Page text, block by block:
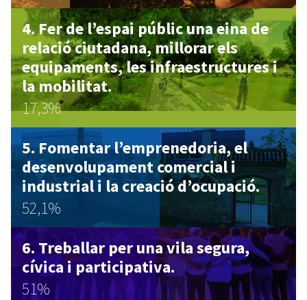
Fer de l’espai públic una eina de
relació ciutadana, millorar els
equipaments, les infraestructures i
la mobilitat.
17,3%
Fomentar l’emprenedoria, el
desenvolupament comercial i
industrial i la creació d’ocupació.
52,1%
Treballar per una vila segura,
cívica i participativa.
51%